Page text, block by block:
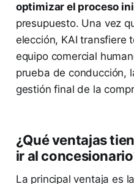
optimizar el proceso
presupuesto. Una vez
elección, KAI transfiere
equipo comercial
prueba de conducción,
gestión final de la
¿Qué ventajas
ir al
La principal ventaja es la